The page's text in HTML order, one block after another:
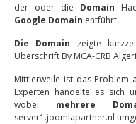
der oder die Domain
Google Domain entführt.
Die Domain zeigte
Überschrift By MCA-CRB
Mittlerweile ist das Problem
Experten handelte es sich
wobei mehrere
server1.joomlapartner.nl